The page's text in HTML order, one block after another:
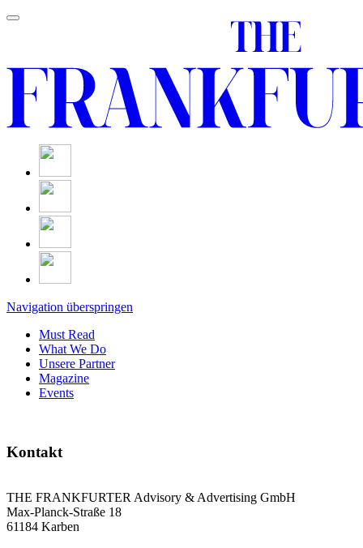
Navigation überspringen
Must Read
What We Do
Unsere Partner
Magazine
Events
Kontakt
THE FRANKFURTER Advisory & Advertising GmbH
Max-Planck-Straße 18
61184 Karben